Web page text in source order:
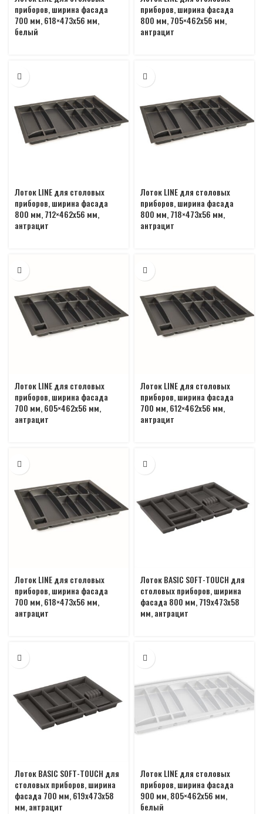
приборов, ширина фасада
700 мм, 618×473х56 мм,
белый
приборов, ширина фасада
800 мм, 705×462х56 мм,
антрацит
Лоток LINE для столовых
приборов, ширина фасада
800 мм, 712×462х56 мм,
антрацит
Лоток LINE для столовых
приборов, ширина фасада
800 мм, 718×473х56 мм,
антрацит
Лоток LINE для столовых
приборов, ширина фасада
700 мм, 605×462х56 мм,
антрацит
Лоток LINE для столовых
приборов, ширина фасада
700 мм, 612×462х56 мм,
антрацит
Лоток LINE для столовых
приборов, ширина фасада
700 мм, 618×473х56 мм,
антрацит
Лоток BASIC SOFT-TOUCH для
столовых приборов, ширина
фасада 800 мм, 719х473х58
мм, антрацит
Лоток BASIC SOFT-TOUCH для
столовых приборов, ширина
фасада 700 мм, 619х473х58
мм, антрацит
Лоток LINE для столовых
приборов, ширина фасада
900 мм, 805×462х56 мм,
белый